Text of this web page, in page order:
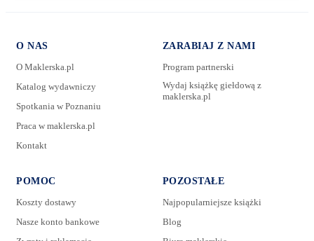
O NAS
O Maklerska.pl
Katalog wydawniczy
Spotkania w Poznaniu
Praca w maklerska.pl
Kontakt
ZARABIAJ Z NAMI
Program partnerski
Wydaj książkę giełdową z
maklerska.pl
POMOC
Koszty dostawy
Nasze konto bankowe
POZOSTAŁE
Najpopularniejsze książki
Blog
E-mail: